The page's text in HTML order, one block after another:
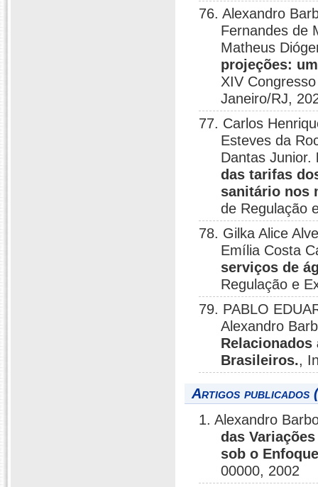
76. Alexandro
Fernandes de
Matheus
projeções:
XIV
Janeiro/RJ,
77. Carlos
Esteves da
Dantas Junior.
das tarifas
sanitário nos
de Regulação
78. Gilka Alice
Emília Costa
serviços de
Regulação e
79. PABLO
Alexandro
Relacionados
Brasileiros.,
Artigos publicados
1. Alexandro
das
sob o
00000, 2002